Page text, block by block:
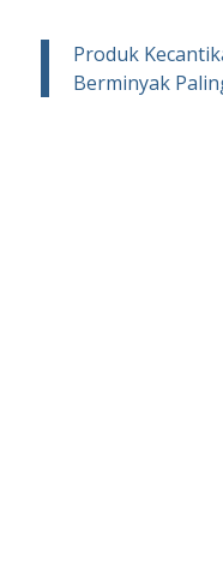
Produk
Berminyak